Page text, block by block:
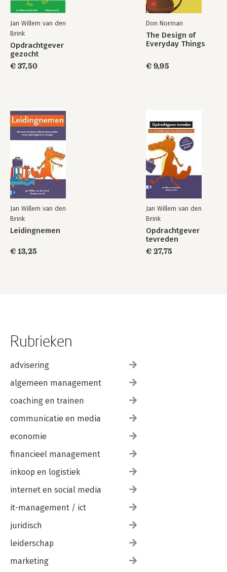
6.1 Luisteren
6.3 K.O.E. – de kracht van stilte
6.4 Prikkeldraadtaal
6.5 Woorden die werken
6.6 Trekken of duwen?
Index
Jan Willem van den
Brink
Opdrachtgever
gezocht
€ 37,50
Don Norman
The Design of
Everyday Things
€ 9,95
Jan Willem van den
Brink
Leidingnemen
€ 13,25
Jan Willem van den
Brink
Opdrachtgever
tevreden
€ 27,75
Rubrieken
advisering
algemeen management
coaching en trainen
communicatie en media
economie
financieel management
inkoop en logistiek
internet en social media
it-management / ict
juridisch
leiderschap
marketing